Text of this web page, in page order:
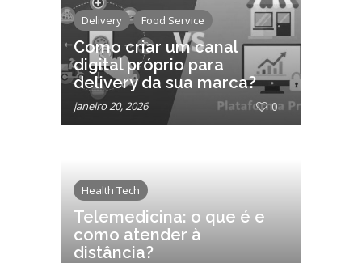
Delivery Food Service
Como criar um canal
digital próprio para
delivery da sua marca?
janeiro 20, 2026 0
Health Tech
Telemedicina: o que é e
como atender à
distância?